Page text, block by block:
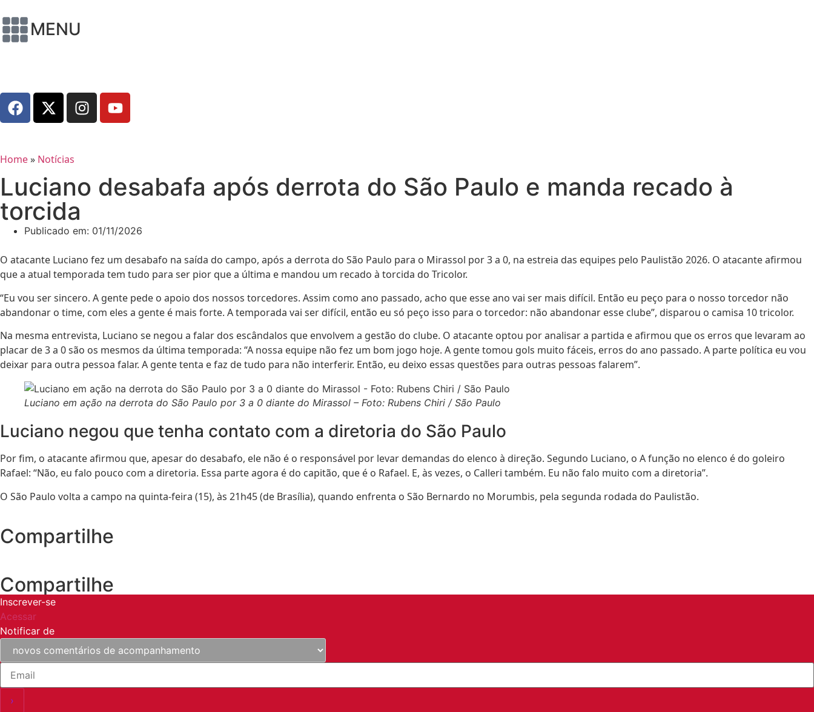
MENU
Home» Notícias
Luciano desabafa após derrota do São Paulo e manda recado à
torcida
Publicado em: 01/11/2026
O atacante Luciano fez um desabafo na saída do campo, após a derrota do São Paulo para o Mirassol por 3 a 0, na estreia das equipes pelo Paulistão 2026. O atacante afirmou
que a atual temporada tem tudo para ser pior que a última e mandou um recado à torcida do Tricolor.
“Eu vou ser sincero. A gente pede o apoio dos nossos torcedores. Assim como ano passado, acho que esse ano vai ser mais difícil. Então eu peço para o nosso torcedor não
abandonar o time, com eles a gente é mais forte. A temporada vai ser difícil, então eu só peço isso para o torcedor: não abandonar esse clube”, disparou o camisa 10 tricolor.
Na mesma entrevista, Luciano se negou a falar dos escândalos que envolvem a gestão do clube. O atacante optou por analisar a partida e afirmou que os erros que levaram ao
placar de 3 a 0 são os mesmos da última temporada: “A nossa equipe não fez um bom jogo hoje. A gente tomou gols muito fáceis, erros do ano passado. A parte política eu vou
deixar para outra pessoa falar. A gente tenta e faz de tudo para não interferir. Então, eu deixo essas questões para outras pessoas falarem”.
Luciano em ação na derrota do São Paulo por 3 a 0 diante do Mirassol – Foto: Rubens Chiri / São Paulo
Luciano negou que tenha contato com a diretoria do São Paulo
Por fim, o atacante afirmou que, apesar do desabafo, ele não é o responsável por levar demandas do elenco à direção. Segundo Luciano, o A função no elenco é do goleiro
Rafael: “Não, eu falo pouco com a diretoria. Essa parte agora é do capitão, que é o Rafael. E, às vezes, o Calleri também. Eu não falo muito com a diretoria”.
O São Paulo volta a campo na quinta-feira (15), às 21h45 (de Brasília), quando enfrenta o São Bernardo no Morumbis, pela segunda rodada do Paulistão.
Compartilhe
Compartilhe
Inscrever-se
Acessar
Notificar de